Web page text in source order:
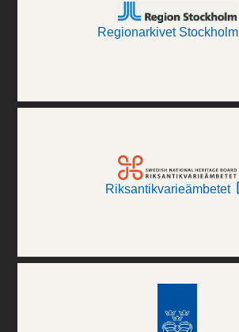
Regionarkivet Stockholm
Riksantikvarieämbetet